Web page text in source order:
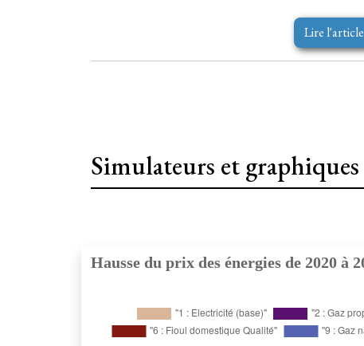
Lire l'article
Simulateurs et graphiques